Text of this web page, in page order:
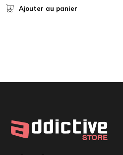
Ajouter au panier